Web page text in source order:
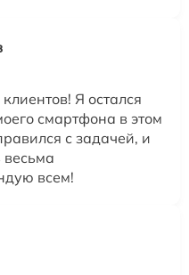
Я остался
смартфона в этом
с задачей, и
весьма
всем!